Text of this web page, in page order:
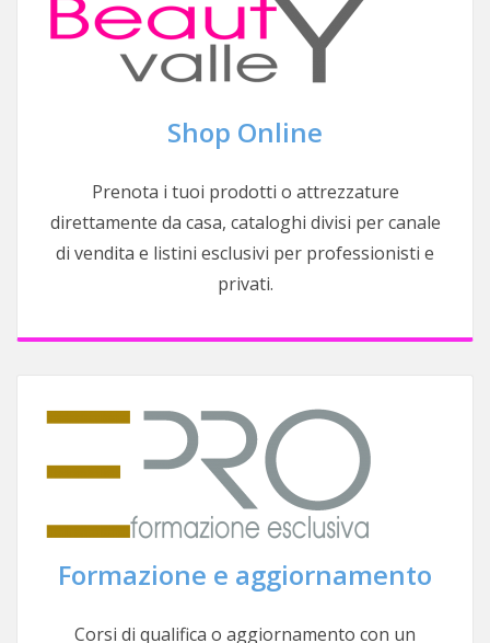
Shop Online
Prenota i tuoi prodotti o attrezzature
direttamente da casa, cataloghi divisi per canale
di vendita e listini esclusivi per professionisti e
privati.
Formazione e aggiornamento
Corsi di qualifica o aggiornamento con un